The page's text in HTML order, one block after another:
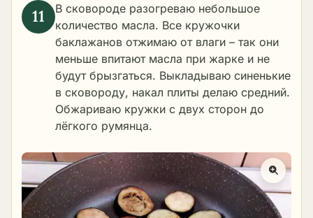
В сковороде разогреваю небольшое
количество масла. Все кружочки
баклажанов отжимаю от влаги – так они
меньше впитают масла при жарке и не
будут брызгаться. Выкладываю синенькие
в сковороду, накал плиты делаю средний.
Обжариваю кружки с двух сторон до
лёгкого румянца.